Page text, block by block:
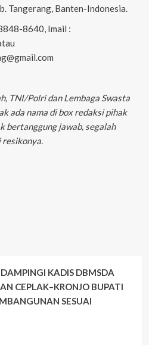
Tangerang, Banten-Indonesia.
8640, Imail :
TNI/Polri dan Lembaga Swasta
ada nama di box redaksi pihak
bertanggung jawab, segalah
KADIS DBMSDA
CEPLAK–KRONJO BUPATI
SESUAI